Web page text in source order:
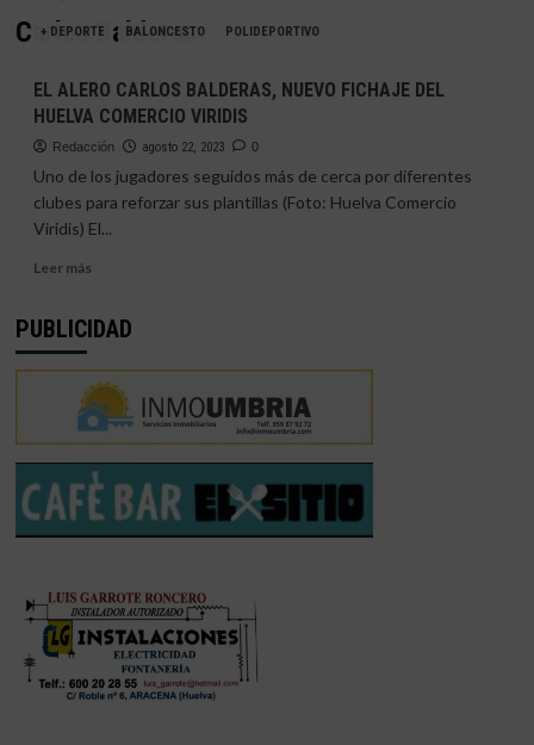
Carlos Balderas
+ DEPORTE BALONCESTO POLIDEPORTIVO
EL ALERO CARLOS BALDERAS, NUEVO FICHAJE DEL
HUELVA COMERCIO VIRIDIS
Redacción agosto 22, 2023 0
Uno de los jugadores seguidos más de cerca por diferentes
clubes para reforzar sus plantillas (Foto: Huelva Comercio
Viridis) El...
Leer másLeer
EL
CARLOS
BALDERAS,
NUEVO
FICHAJE
DEL
HUELVA
COMERCIO
VIRIDIS
PUBLICIDAD